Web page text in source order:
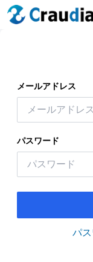
メールアドレス
パスワード
パ